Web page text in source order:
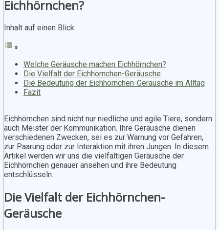
Eichhörnchen?
Inhalt auf einen Blick
Welche Geräusche machen Eichhörnchen?
Die Vielfalt der Eichhörnchen-Geräusche
Die Bedeutung der Eichhörnchen-Geräusche im Alltag
Fazit
Eichhörnchen sind nicht nur niedliche und agile Tiere, sondern
auch Meister der Kommunikation. Ihre Geräusche dienen
verschiedenen Zwecken, sei es zur Warnung vor Gefahren,
zur Paarung oder zur Interaktion mit ihren Jungen. In diesem
Artikel werden wir uns die vielfältigen Geräusche der
Eichhörnchen genauer ansehen und ihre Bedeutung
entschlüsseln.
Die Vielfalt der Eichhörnchen-
Geräusche